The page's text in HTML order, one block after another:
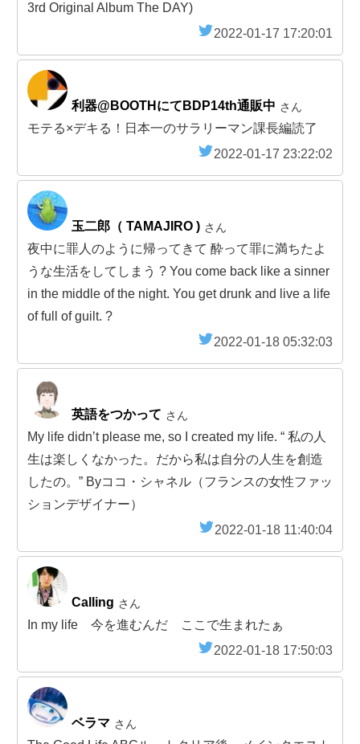
3rd Original Album The DAY)
2022-01-17 17:20:01
利器@BOOTHにてBDP14th通販中 さん
モテる×デキる！日本一のサラリーマン課長編読了
2022-01-17 23:22:02
玉二郎（ TAMAJIRO ) さん
夜中に罪人のように帰ってきて 酔って罪に満ちたよ
うな生活をしてしまう ? You come back like a sinner
in the middle of the night. You get drunk and live a life
of full of guilt. ?
2022-01-18 05:32:03
英語をつかって さん
My life didn’t please me, so I created my life. “ 私の人
生は楽しくなかった。だから私は自分の人生を創造
したの。” Byココ・シャネル（フランスの女性ファッ
ションデザイナー）
2022-01-18 11:40:04
Calling さん
In my life 今を進むんだ ここで生まれたぁ
2022-01-18 17:50:03
ベラマ さん